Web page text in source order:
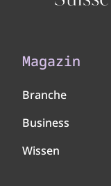
Magazin
Branche
Business
Wissen